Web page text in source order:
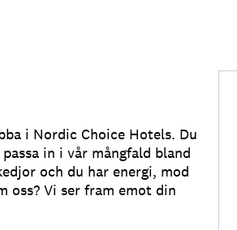
i Nordic Choice Hotels. Du
in i vår mångfald bland
och du har energi, mod
oss? Vi ser fram emot din